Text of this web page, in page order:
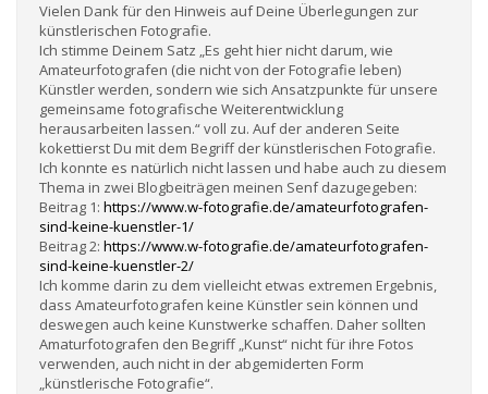
Vielen Dank für den Hinweis auf Deine Überlegungen zur
künstlerischen Fotografie.
Ich stimme Deinem Satz „Es geht hier nicht darum, wie
Amateurfotografen (die nicht von der Fotografie leben)
Künstler werden, sondern wie sich Ansatzpunkte für unsere
gemeinsame fotografische Weiterentwicklung
herausarbeiten lassen.“ voll zu. Auf der anderen Seite
kokettierst Du mit dem Begriff der künstlerischen Fotografie.
Ich konnte es natürlich nicht lassen und habe auch zu diesem
Thema in zwei Blogbeiträgen meinen Senf dazugegeben:
Beitrag 1: https://www.w-fotografie.de/amateurfotografen-
sind-keine-kuenstler-1/
Beitrag 2: https://www.w-fotografie.de/amateurfotografen-
sind-keine-kuenstler-2/
Ich komme darin zu dem vielleicht etwas extremen Ergebnis,
dass Amateurfotografen keine Künstler sein können und
deswegen auch keine Kunstwerke schaffen. Daher sollten
Amaturfotografen den Begriff „Kunst“ nicht für ihre Fotos
verwenden, auch nicht in der abgemiderten Form
„künstlerische Fotografie“.